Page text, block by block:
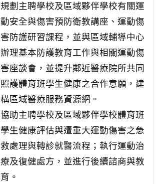
規劃主聘學校及區域夥伴學校有關運
動安全與傷害預防衛教講座、運動傷
害防護研習課程，並與區域輔導中心
辦理基本防護教育工作與相關運動傷
害座談會，並提升鄰近醫療院所共同
照護體育班學生健康之合作意願，建
構區域醫療服務資源網。
協助主聘學校及區域夥伴學校體育班
學生健康評估與遭重大運動傷害之急
救處理與轉診就醫流程；執行運動治
療及復健處方，並進行後續諮商與教
育。